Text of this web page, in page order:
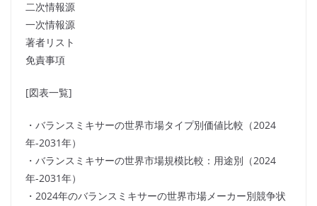
二次情報源
一次情報源
著者リスト
免責事項
[図表一覧]
・バランスミキサーの世界市場タイプ別価値比較（2024
年-2031年）
・バランスミキサーの世界市場規模比較：用途別（2024
年-2031年）
・2024年のバランスミキサーの世界市場メーカー別競争状